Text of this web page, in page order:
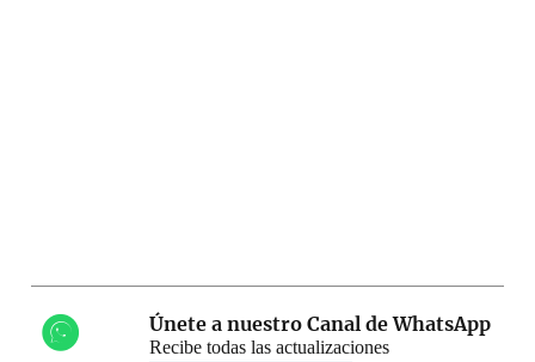
Únete a nuestro Canal de WhatsApp
Recibe todas las actualizaciones